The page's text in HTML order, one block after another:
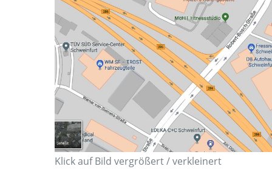
Klick auf Bild vergrößert / verkleinert